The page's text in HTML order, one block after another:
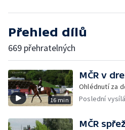
Přehled dílů
669 přehratelných
16 min
MČR v
Ohlédnutí za
Poslední
MČR